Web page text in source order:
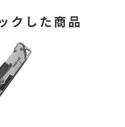
クした商品